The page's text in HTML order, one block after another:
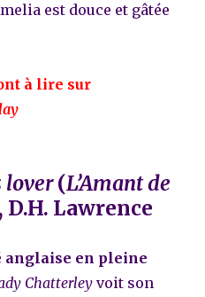
est douce et gâtée
à lire sur
lover(L’Amant de
D.H. Lawrence
anglaise en pleine
Chatterley voit son